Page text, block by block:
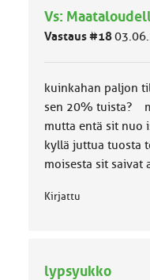
m
ä
k
k
a
Vs:
Vastaus #18
kuinkahan paljon
sen 20% tuista?
mutta entä sit
kyllä juttua tuosta
moisesta sit saivat
Kirjattu
lypsyukko